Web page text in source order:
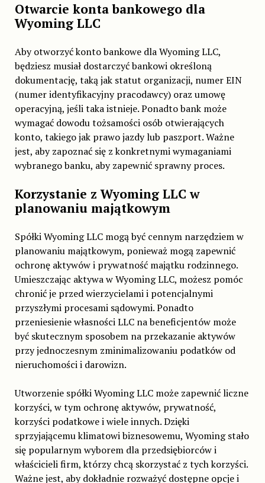
Otwarcie konta bankowego dla
Wyoming LLC
Aby otworzyć konto bankowe dla Wyoming LLC,
będziesz musiał dostarczyć bankowi określoną
dokumentację, taką jak statut organizacji, numer EIN
(numer identyfikacyjny pracodawcy) oraz umowę
operacyjną, jeśli taka istnieje. Ponadto bank może
wymagać dowodu tożsamości osób otwierających
konto, takiego jak prawo jazdy lub paszport. Ważne
jest, aby zapoznać się z konkretnymi wymaganiami
wybranego banku, aby zapewnić sprawny proces.
Korzystanie z Wyoming LLC w
planowaniu majątkowym
Spółki Wyoming LLC mogą być cennym narzędziem w
planowaniu majątkowym, ponieważ mogą zapewnić
ochronę aktywów i prywatność majątku rodzinnego.
Umieszczając aktywa w Wyoming LLC, możesz pomóc
chronić je przed wierzycielami i potencjalnymi
przyszłymi procesami sądowymi. Ponadto
przeniesienie własności LLC na beneficjentów może
być skutecznym sposobem na przekazanie aktywów
przy jednoczesnym zminimalizowaniu podatków od
nieruchomości i darowizn.
Utworzenie spółki Wyoming LLC może zapewnić liczne
korzyści, w tym ochronę aktywów, prywatność,
korzyści podatkowe i wiele innych. Dzięki
sprzyjającemu klimatowi biznesowemu, Wyoming stało
się popularnym wyborem dla przedsiębiorców i
właścicieli firm, którzy chcą skorzystać z tych korzyści.
Ważne jest, aby dokładnie rozważyć dostępne opcje i